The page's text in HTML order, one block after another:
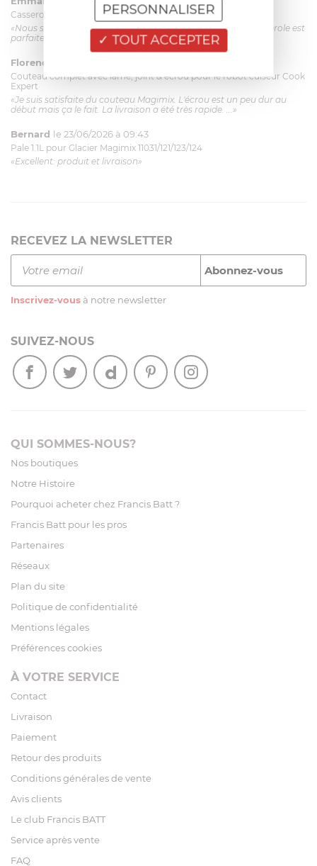
Casserole mini 9 cm Castelpro 5 ply poignée fixe
«Nous sommes dans un produit de haute qualité. Cette casserole est
parfaite pour l'élaboration des sauces et vient complé...»
Florence 63 ans
Couteau complet avec lame, joint & écrou pour le robot cuiseur Cook
Expert
«Je suis satisfaite du couteau Magimix. L'écrou est un peu dur au
début mais ça le fait. La livraison a été très rapide. ...»
Bernard le 23/06/2026 à 09:43
Pale 1.1L pour Glacier Magimix 11031/121/123/124
«Excellent: produit et livraison»
RECEVEZ LA NEWSLETTER
Inscrivez-vous à notre newsletter
SUIVEZ-NOUS
QUI SOMMES-NOUS?
Nos boutiques
Notre Histoire
Pourquoi acheter chez Francis Batt ?
Francis Batt pour les pros
Partenaires
Réseaux
Plan du site
Politique de confidentialité
Mentions légales
Préférences cookies
À VOTRE SERVICE
Contact
Livraison
Paiement
Retour des produits
Conditions générales de vente
Avis clients
Le club Francis BATT
Service après vente
FAQ
TOUT ACCEPTER
PERSONNALISER